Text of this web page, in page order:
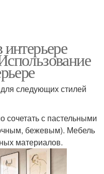
следующих стилей
сочетать с пастельными
бежевым). Мебель
материалов.